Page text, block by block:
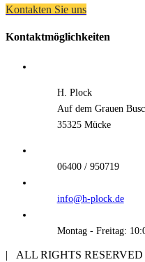
Kontakten Sie uns
Kontaktmöglichkeiten
H. Plock
Auf dem Grauen
35325 Mücke
06400 / 950719
info@h-plock.de
Montag - Freitag:
| ALL RIGHTS